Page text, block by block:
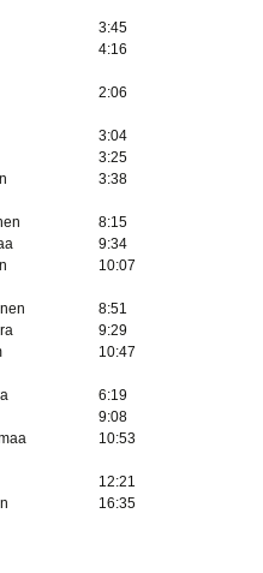
3:45
4:16
2:06
3:04
3:25
3:38
8:15
9:34
10:07
8:51
9:29
10:47
6:19
9:08
10:53
12:21
16:35